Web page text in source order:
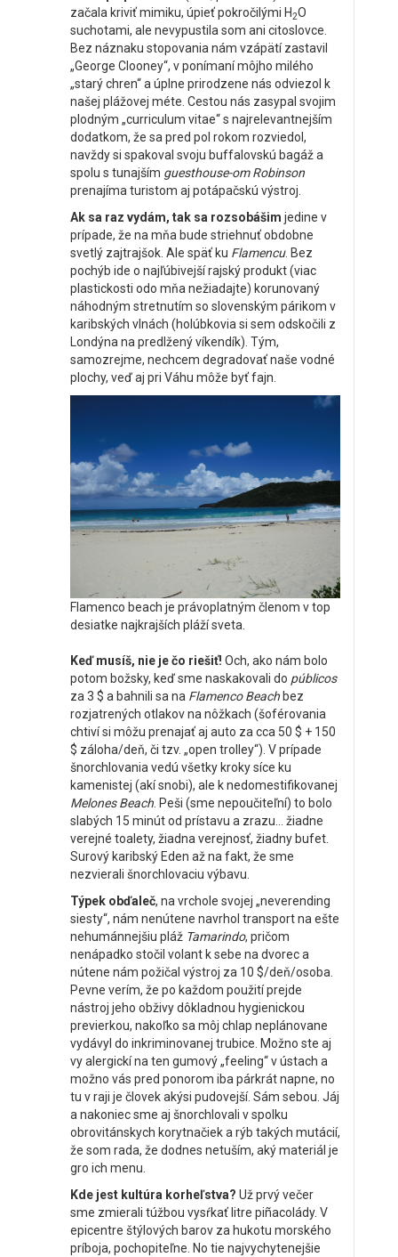
začala kriviť mimiku, úpieť pokročilými H2O
suchotami, ale nevypustila som ani citoslovce.
Bez náznaku stopovania nám vzápätí zastavil
„George Clooney“, v ponímaní môjho milého
„starý chren“ a úplne prirodzene nás odviezol k
našej plážovej méte. Cestou nás zasypal svojim
plodným „curriculum vitae“ s najrelevantnejším
dodatkom, že sa pred pol rokom rozviedol,
navždy si spakoval svoju buffalovskú bagáž a
spolu s tunajším guesthouse-om Robinson
prenajíma turistom aj potápačskú výstroj.
Ak sa raz vydám, tak sa rozsobášim jedine v
prípade, že na mňa bude striehnuť obdobne
svetlý zajtrajšok. Ale späť ku Flamencu. Bez
pochýb ide o najľúbivejší rajský produkt (viac
plastickosti odo mňa nežiadajte) korunovaný
náhodným stretnutím so slovenským párikom v
karibských vlnách (holúbkovia si sem odskočili z
Londýna na predlžený víkendík). Tým,
samozrejme, nechcem degradovať naše vodné
plochy, veď aj pri Váhu môže byť fajn.
Flamenco beach je právoplatným členom v top
desiatke najkrajších pláží sveta.
Keď musíš, nie je čo riešiť! Och, ako nám bolo
potom božsky, keď sme naskakovali do públicos
za 3 $ a bahnili sa na Flamenco Beach bez
rozjatrených otlakov na nôžkach (šoférovania
chtiví si môžu prenajať aj auto za cca 50 $ + 150
$ záloha/deň, či tzv. „open trolley“). V prípade
šnorchlovania vedú všetky kroky síce ku
kamenistej (akí snobi), ale k nedomestifikovanej
Melones Beach. Peši (sme nepoučiteľní) to bolo
slabých 15 minút od prístavu a zrazu… žiadne
verejné toalety, žiadna verejnosť, žiadny bufet.
Surový karibský Eden až na fakt, že sme
nezvierali šnorchlovaciu výbavu.
Týpek obďaleč, na vrchole svojej „neverending
siesty“, nám nenútene navrhol transport na ešte
nehumánnejšiu pláž Tamarindo, pričom
nenápadko stočil volant k sebe na dvorec a
nútene nám požičal výstroj za 10 $/deň/osoba.
Pevne verím, že po každom použití prejde
nástroj jeho obživy dôkladnou hygienickou
previerkou, nakoľko sa môj chlap neplánovane
vydávyl do inkriminovanej trubice. Možno ste aj
vy alergickí na ten gumový „feeling“ v ústach a
možno vás pred ponorom iba párkrát napne, no
tu v raji je človek akýsi pudovejší. Sám sebou. Jáj
a nakoniec sme aj šnorchlovali v spolku
obrovitánskych korytnačiek a rýb takých mutácií,
že som rada, že dodnes netuším, aký materiál je
gro ich menu.
Kde jest kultúra korheľstva? Už prvý večer
sme zmierali túžbou vysŕkať litre piñacolády. V
epicentre štýlových barov za hukotu morského
príboja, pochopiteľne. No tie najvychytenejšie